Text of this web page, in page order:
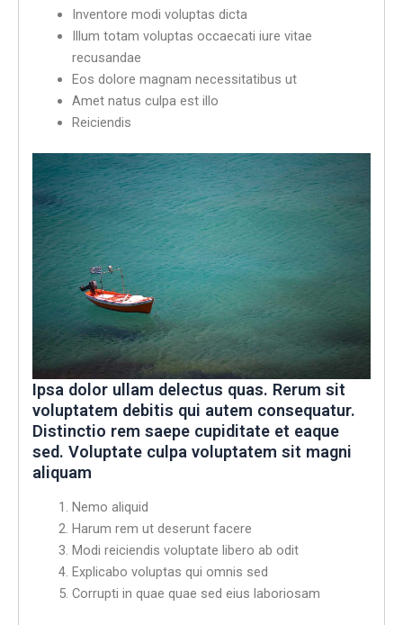
Inventore modi voluptas dicta
Illum totam voluptas occaecati iure vitae
recusandae
Eos dolore magnam necessitatibus ut
Amet natus culpa est illo
Reiciendis
Ipsa dolor ullam delectus quas. Rerum sit
voluptatem debitis qui autem consequatur.
Distinctio rem saepe cupiditate et eaque
sed. Voluptate culpa voluptatem sit magni
aliquam
Nemo aliquid
Harum rem ut deserunt facere
Modi reiciendis voluptate libero ab odit
Explicabo voluptas qui omnis sed
Corrupti in quae quae sed eius laboriosam